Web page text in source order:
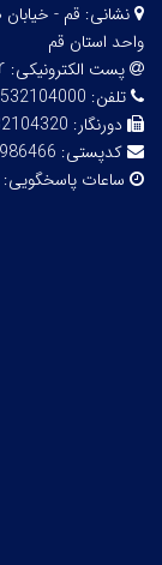
نشانی: قم -
واحد استان قم
پست الکترونیکی:
تلفن:
دورنگار:
کدپستی:
ساعات پاسخگویی: